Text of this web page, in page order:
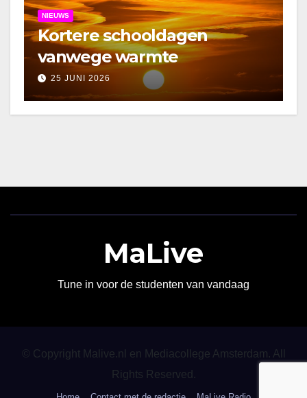
NIEUWS
Kortere schooldagen
vanwege warmte
25 JUNI 2026
MaLive
Tune in voor de studenten van vandaag
© Copyright Malive.nl en Mediacollege Amsterdam. All
Rights Reserved.